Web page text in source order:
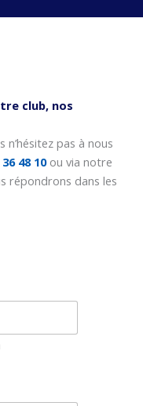
club, nos
pas à nous
48 10 ou via notre
répondrons dans les